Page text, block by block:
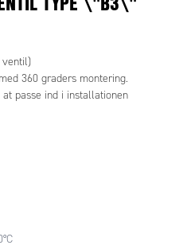
ventil)
360 graders montering.
passe ind i installationen